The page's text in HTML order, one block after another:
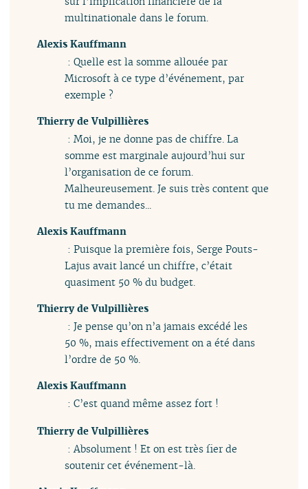
multinationale dans le forum.
Alexis Kauffmann
: Quelle est la somme allouée par
Microsoft à ce type d’événement, par
exemple ?
Thierry de Vulpillières
: Moi, je ne donne pas de chiffre. La
somme est marginale aujourd’hui sur
l’organisation de ce forum.
Malheureusement. Je suis très content que
tu me demandes...
Alexis Kauffmann
: Puisque la première fois, Serge Pouts-
Lajus avait lancé un chiffre, c’était
quasiment 50 % du budget.
Thierry de Vulpillières
: Je pense qu’on n’a jamais excédé les
50 %, mais effectivement on a été dans
l’ordre de 50 %.
Alexis Kauffmann
: C’est quand même assez fort !
Thierry de Vulpillières
: Absolument ! Et on est très fier de
soutenir cet événement-là.